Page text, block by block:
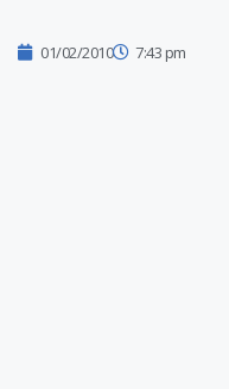
01/02/2010 7:43 pm